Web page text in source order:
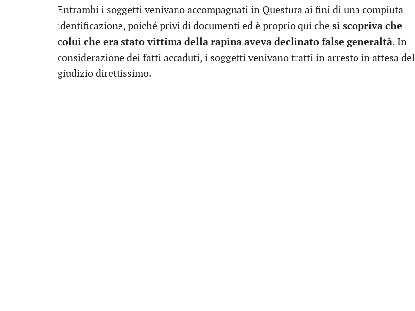
Entrambi i soggetti venivano accompagnati in Questura ai fini di una compiuta
identificazione, poiché privi di documenti ed è proprio qui che si scopriva che
colui che era stato vittima della rapina aveva declinato false generaltà. In
considerazione dei fatti accaduti, i soggetti venivano tratti in arresto in attesa del
giudizio direttissimo.